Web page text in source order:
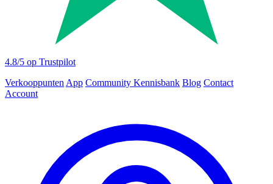
4.8/5 op Trustpilot
Verkooppunten App Community Kennisbank Blog Contact
Account